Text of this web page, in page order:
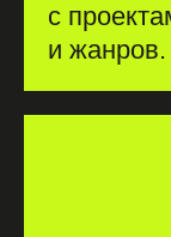
с
и жанров.